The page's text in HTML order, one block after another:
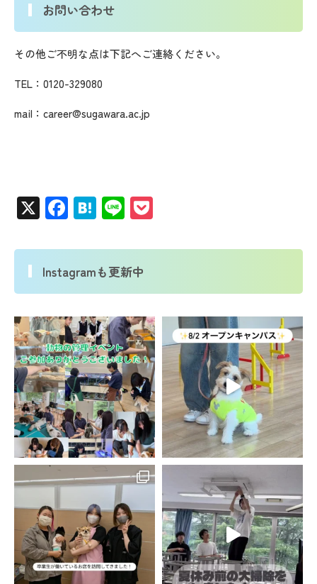
お問い合わせ
その他ご不明な点は下記へご連絡ください。
TEL：0120-329080
mail：career@sugawara.ac.jp
X Facebook
Hatena
Line
Instagramも更新中